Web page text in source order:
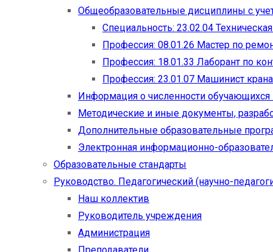
Общеобразовательные дисциплины с
Специальность: 23.02.04
Профессия: 08.01.26 Мастер по
Профессия: 18.01.33 Лаборант по
Профессия: 23.01.07 Машинист
Информация о численности
Методические и иные документы,
Дополнительные образовательные
Электронная информационно-
Образовательные стандарты
Руководство. Педагогический (научно-
Наш коллектив
Руководитель учреждения
Администрация